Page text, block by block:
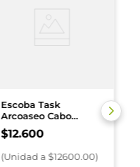
Escoba Task
Arcoaseo Cabo
Plastico x und
$12.600
(Unidad a $12600.00)